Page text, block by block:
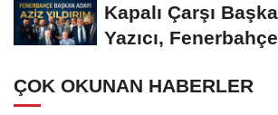
Kapalı Çarşı
Yazıcı,
ÇOK OKUNAN HABERLER